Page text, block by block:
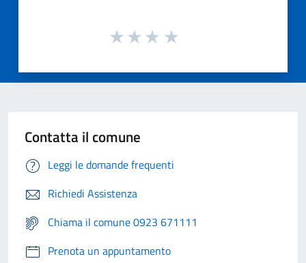
Contatta il comune
Leggi le domande frequenti
Richiedi Assistenza
Chiama il comune 0923 671111
Prenota un appuntamento